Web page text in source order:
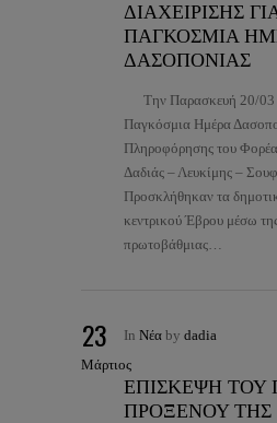
ΔΙΑΧΕΙΡΙΣΗΣ
ΠΑΓΚΟΣΜΙΑ
ΔΑΣΟΠΟΝΙΑΣ
Την Παρασκευή 20/03
Παγκόσμια Ημέρα
Πληροφόρησης του Φορέα
Δαδιάς – Λευκίμης –
Προσκλήθηκαν τα
κεντρικού Έβρου μέσω
πρωτοβάθμιας…
23
Μάρτιος
In Νέα by dadia
ΕΠΙΣΚΕΨΗ ΤΟΥ
ΠΡΟΞΕΝΟΥ ΤΗΣ